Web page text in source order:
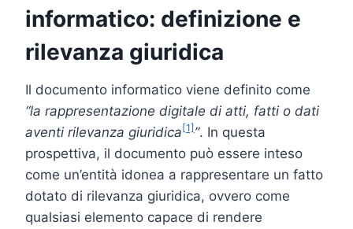
informatico: definizione e
rilevanza giuridica
Il documento informatico viene definito come
“la rappresentazione digitale di atti, fatti o dati
aventi rilevanza giuridica [1] ”. In questa
prospettiva, il documento può essere inteso
come un’entità idonea a rappresentare un fatto
dotato di rilevanza giuridica, ovvero come
qualsiasi elemento capace di rendere